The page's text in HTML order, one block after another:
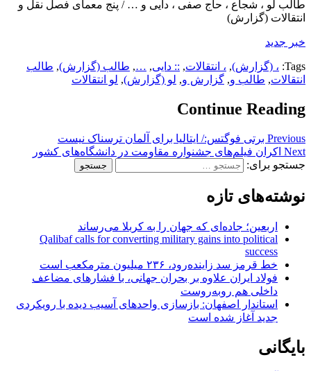
طالب لو ، شجاع ، حاج صفی ، دایی و … / پنج معمای فصل نقل و
انتقالات (گزارش)
خبر جدید
Tags: ، (گزارش), ، انتقالات, :: دایی,
…
, طالب (گزارش), طالب
انتقالات, طالب و, گزارش و, لو (گزارش), لو انتقالات
Continue Reading
Previous برتی فوگتس:/ ایتالیا برای آلمان ترسناک نیست
Next اکران فیلم‌های جشنواره مقاومت در دانشگاه‌های کشور
جستجو برای:
نوشته‌های تازه
اربعین؛ جاده‌ای که جهان را به کربلا می‌رساند
Qalibaf calls for converting military gains into political
success
خط قرمز سد زاینده‌رود، ۲۳۶ میلیون مترمکعب است
فولاد ایران علاوه بر بحران جهانی، با فشارهای مضاعف
داخلی هم روبه‌روست
استاندار اصفهان: بازسازی واحدهای آسیب دیده با رویکردی
جدید آغاز شده است
بایگانی